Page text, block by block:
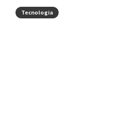
Tecnologia